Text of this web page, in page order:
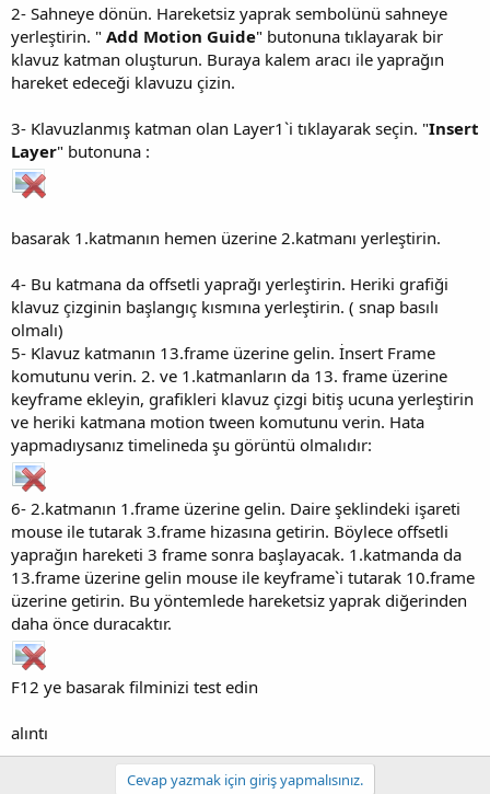
2- Sahneye dönün. Hareketsiz yaprak sembolünü sahneye
yerleştirin. " Add Motion Guide" butonuna tıklayarak bir
klavuz katman oluşturun. Buraya kalem aracı ile yaprağın
hareket edeceği klavuzu çizin.
3- Klavuzlanmış katman olan Layer1`i tıklayarak seçin. "Insert
Layer" butonuna :
basarak 1.katmanın hemen üzerine 2.katmanı yerleştirin.
4- Bu katmana da offsetli yaprağı yerleştirin. Heriki grafiği
klavuz çizginin başlangıç kısmına yerleştirin. ( snap basılı
olmalı)
5- Klavuz katmanın 13.frame üzerine gelin. İnsert Frame
komutunu verin. 2. ve 1.katmanların da 13. frame üzerine
keyframe ekleyin, grafikleri klavuz çizgi bitiş ucuna yerleştirin
ve heriki katmana motion tween komutunu verin. Hata
yapmadıysanız timelineda şu görüntü olmalıdır:
6- 2.katmanın 1.frame üzerine gelin. Daire şeklindeki işareti
mouse ile tutarak 3.frame hizasına getirin. Böylece offsetli
yaprağın hareketi 3 frame sonra başlayacak. 1.katmanda da
13.frame üzerine gelin mouse ile keyframe`i tutarak 10.frame
üzerine getirin. Bu yöntemlede hareketsiz yaprak diğerinden
daha önce duracaktır.
F12 ye basarak filminizi test edin
alıntı
Cevap yazmak için giriş yapmalısınız.